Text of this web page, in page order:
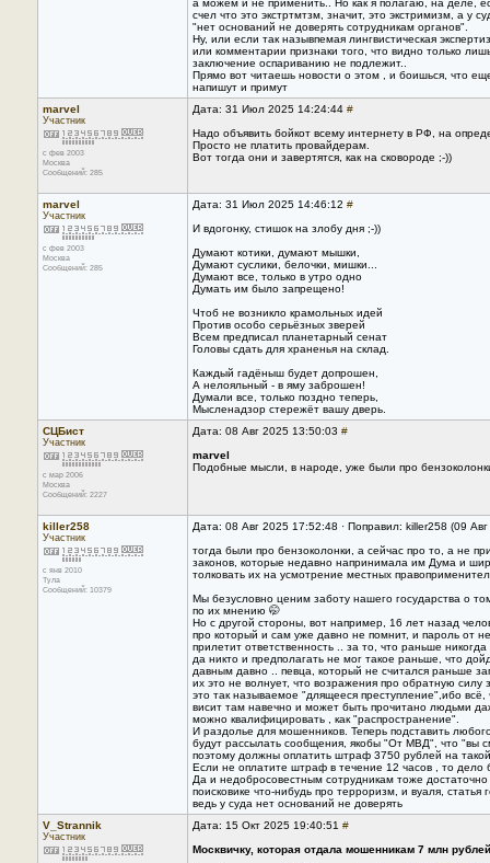
а можем и не применить.. Но как я полагаю, на деле,
счел что это экстртмтзм, значит, это экстримизм, а у
"нет оснований не доверять сотрудникам органов".
Ну, или если так назывпемая лингвистическая
или комментарии признаки того, что видно только
заключение оспариванию не подлежит..
Прямо вот читаешь новости о этом , и боишься, что
напишут и примут
marvel
Участник
с фев 2003
Москва
Сообщений: 285
Дата: 31 Июл 2025 14:24:44 #
Надо объявить бойкот всему интернету в РФ, на
Просто не платить провайдерам.
Вот тогда они и завертятся, как на сковороде ;-))
marvel
Участник
с фев 2003
Москва
Сообщений: 285
Дата: 31 Июл 2025 14:46:12 #
И вдогонку, стишок на злобу дня ;-))
Думают котики, думают мышки,
Думают суслики, белочки, мишки...
Думают все, только в утро одно
Думать им было запрещено!
Чтоб не возникло крамольных идей
Против особо серьёзных зверей
Всем предписал планетарный сенат
Головы сдать для храненья на склад.
Каждый гадёныш будет допрошен,
А нелояльный - в яму заброшен!
Думали все, только поздно теперь,
Мысленадзор стережёт вашу дверь.
СЦБист
Участник
с мар 2006
Москва
Сообщений: 2227
Дата: 08 Авг 2025 13:50:03 #
marvel
Подобные мысли, в народе, уже были про
killer258
Участник
с янв 2010
Тула
Сообщений: 10379
Дата: 08 Авг 2025 17:52:48 · Поправил: killer258 (09
тогда были про бензоколонки, а сейчас про то, а не
законов, которые недавно напринимала им Дума и
толковать их на усмотрение местных
Мы безусловно ценим заботу нашего государства о
по их мнению 🤭
Но с другой стороны, вот например, 16 лет назад
про который и сам уже давно не помнит, и пароль от
прилетит ответственность .. за то, что раньше
да никто и предполагать не мог такое раньше, что
давным давно .. певца, который не считался раньше
их это не волнует, что возражения про обратную
это так называемое "длящееся преступление",ибо всё,
висит там навечно и может быть прочитано людьми
можно квалифицировать , как "распространение".
И раздолье для мошенников. Теперь подставить
будут рассылать сообщения, якобы "От МВД", что "вы
поэтому должны оплатить штраф 3750 рублей на
Если не оплатите штраф в течение 12 часов , то дело
Да и недобросовестным сотрудникам тоже
поисковике что-нибудь про тeррoризм, и вуаля, статья
ведь у суда нет оснований не доверять
V_Strannik
Участник
Дата: 15 Окт 2025 19:40:51 #
Москвичку, которая отдала мошенникам 7 млн